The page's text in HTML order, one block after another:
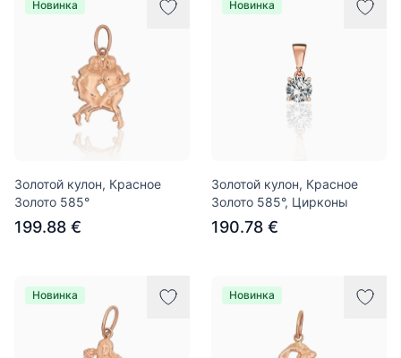
Новинка
Золотой кулон, Красное
Золото 585°
199.88 €
Новинка
Золотой кулон, Красное
Золото 585°, Цирконы
190.78 €
Новинка Новинка